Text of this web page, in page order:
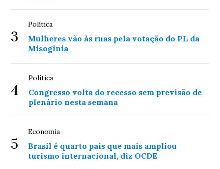
3
Política
Mulheres vão às ruas pela votação do PL da
Misoginia
4
Política
Congresso volta do recesso sem previsão de
plenário nesta semana
5
Economia
Brasil é quarto país que mais ampliou
turismo internacional, diz OCDE